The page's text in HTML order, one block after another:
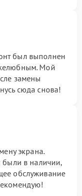
был выполнен
Мой
замены
сюда снова!
экрана.
были в наличии,
обслуживание